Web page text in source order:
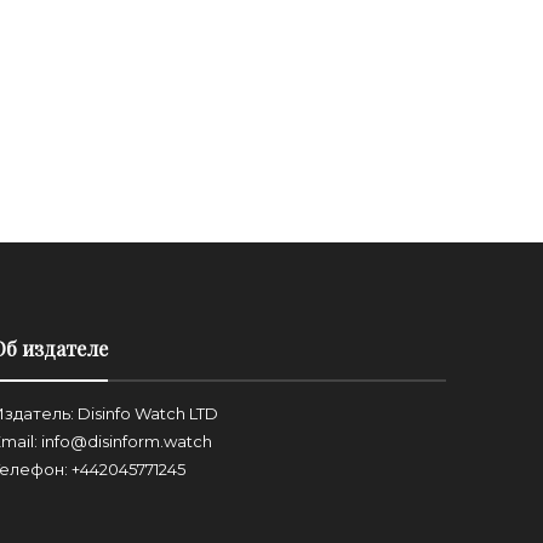
издателе
Disinfo Watch LTD
info@disinform.watch
+442045771245